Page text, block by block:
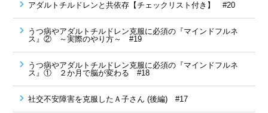
アダルトチルドレンと共依存【チェックリスト付き】 #20
うつ病やアダルトチルドレン克服に必須の『マインドフルネ
ス』② ～実際のやり方～ #19
うつ病やアダルトチルドレン克服に必須の『マインドフルネ
ス』① ２か月で脳が変わる #18
社交不安障害を克服したＡ子さん (後編) #17